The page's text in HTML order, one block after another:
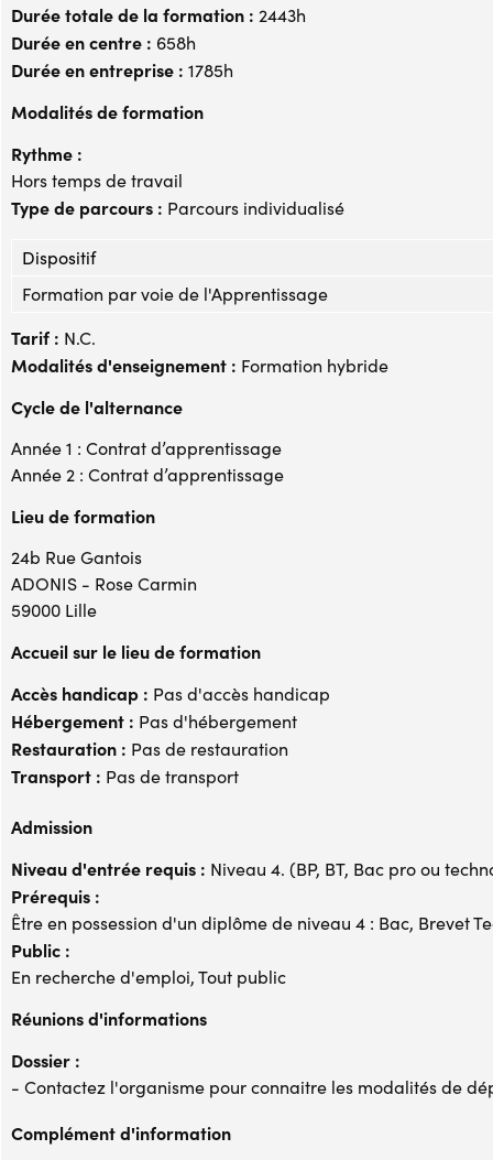
Durée totale de la formation : 2443h
Durée en centre : 658h
Durée en entreprise : 1785h
Modalités de formation
Rythme :
Hors temps de travail
Type de parcours : Parcours individualisé
Dispositif
Formation par voie de l'Apprentissage
Tarif : N.C.
Modalités d'enseignement : Formation hybride
Cycle de l'alternance
Année 1 : Contrat d’apprentissage
Année 2 : Contrat d’apprentissage
Lieu de formation
24b Rue Gantois
ADONIS - Rose Carmin
59000 Lille
Accueil sur le lieu de formation
Accès handicap : Pas d'accès handicap
Hébergement : Pas d'hébergement
Restauration : Pas de restauration
Transport : Pas de transport
Admission
Niveau d'entrée requis : Niveau 4. (BP, BT, Bac pro ou
Prérequis :
Être en possession d'un diplôme de niveau 4 : Bac, Brevet
Public :
En recherche d'emploi, Tout public
Réunions d'informations
Dossier :
- Contactez l'organisme pour connaitre les modalités de
Complément d'information